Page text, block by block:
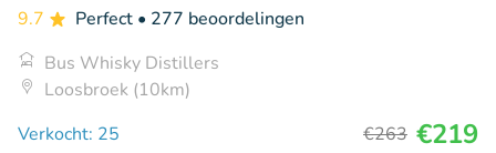
9.7 Perfect • 277 beoordelingen
Bus Whisky Distillers
Loosbroek (10km)
Verkocht: 25
€263 €219